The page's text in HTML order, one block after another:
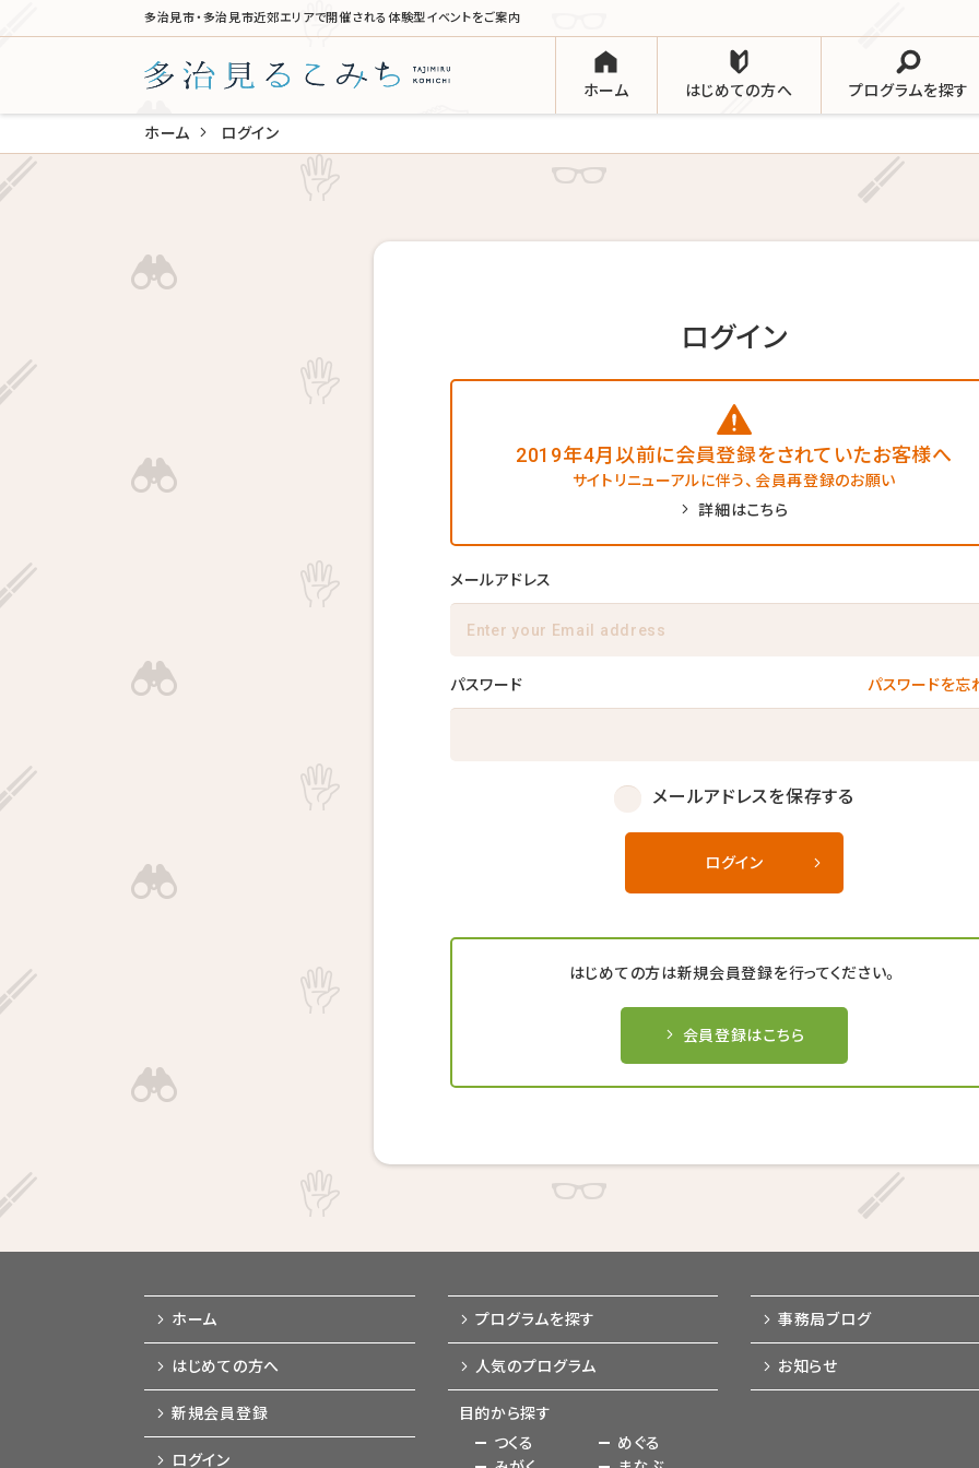
多治見市・多治見市近郊エリアで開催される体験型イベントをご案内
ホーム はじめての方へ プログラムを探す
ホーム ログイン
ログイン
2019年4月以前に会員登録をされていたお客様へ
サイトリニューアルに伴う、 会員再登録のお願い
詳細はこちら
メールアドレス
パスワード パスワードを忘
メールアドレスを保存する
ログイン
はじめての方は新規会員登録を行ってください。
会員登録はこちら
キャンセル後、再度予約することができない場合がございます。
キャンセル後、再度予約することができない場合がございます。
キャンセル後、再度予約することができない場合がございます。
ホーム
はじめての方へ
新規会員登録
ログイン
プログラムを探す
人気のプログラム
目的から探す
つくる
めぐる
事務局ブログ
お知らせ